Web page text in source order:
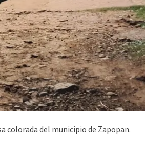
colorada del municipio de Zapopan.